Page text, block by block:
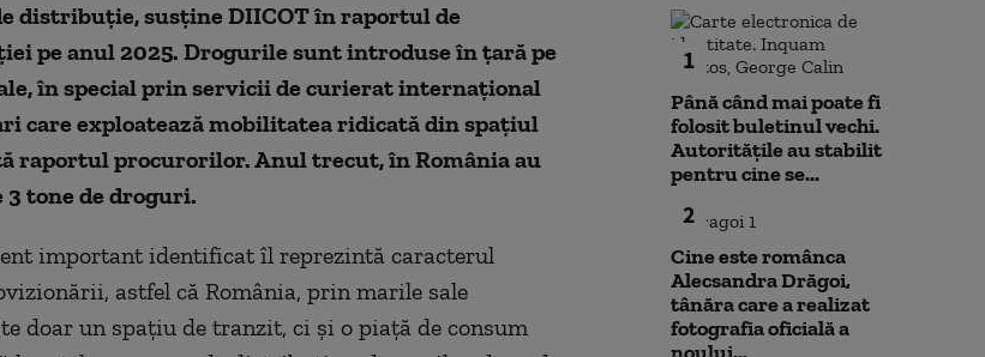
distribuţie, susţine DIICOT în raportul de
pe anul 2025. Drogurile sunt introduse în țară pe
în special prin servicii de curierat internaţional
care exploatează mobilitatea ridicată din spaţiul
raportul procurorilor. Anul trecut, în România au
tone de droguri.
important identificat îl reprezintă caracterul
astfel că România, prin marile sale
doar un spaţiu de tranzit, ci şi o piaţă de consum
1
Până când mai poate fi
folosit buletinul vechi.
Autoritățile au stabilit
pentru cine se...
2
Cine este românca
Alecsandra Drăgoi,
tânăra care a realizat
fotografia oficială a